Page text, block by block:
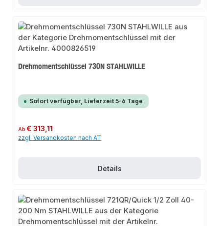
Drehmomentschlüssel 730N STAHLWILLE
Sofort verfügbar, Lieferzeit 5-6 Tage
Regulärer Preis:
Ab€ 313,11
zzgl. Versandkosten nach AT
Details